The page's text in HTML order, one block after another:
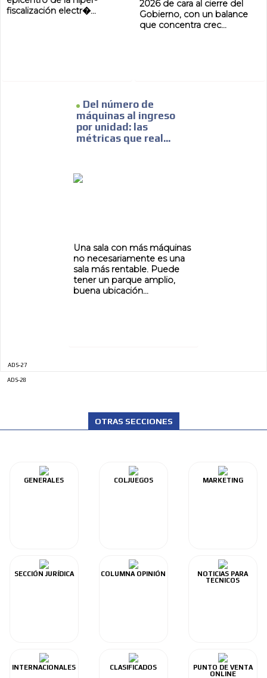
fiscalización electr�...
2026 de cara al cierre del
Gobierno, con un balance
que concentra crec...
Del número de
máquinas al ingreso
por unidad: las
métricas que real...
Una sala con más máquinas
no necesariamente es una
sala más rentable. Puede
tener un parque amplio,
buena ubicación...
ADS-27
ADS-28
OTRAS SECCIONES
GENERALES COLJUEGOS MARKETING
SECCIÓN JURÍDICA COLUMNA OPINIÓN
NOTICIAS PARA
TECNICOS
INTERNACIONALES CLASIFICADOS
PUNTO DE VENTA
ONLINE